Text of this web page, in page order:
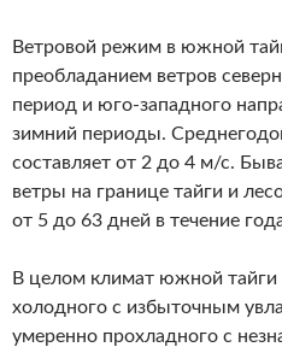
Ветровой режим в южной
преобладанием ветров
период и юго-западного
зимний периоды.
составляет от 2 до 4 м/с.
ветры на границе тайги и
от 5 до 63 дней в течение
В целом климат южной
холодного с избыточным
умеренно прохладного с